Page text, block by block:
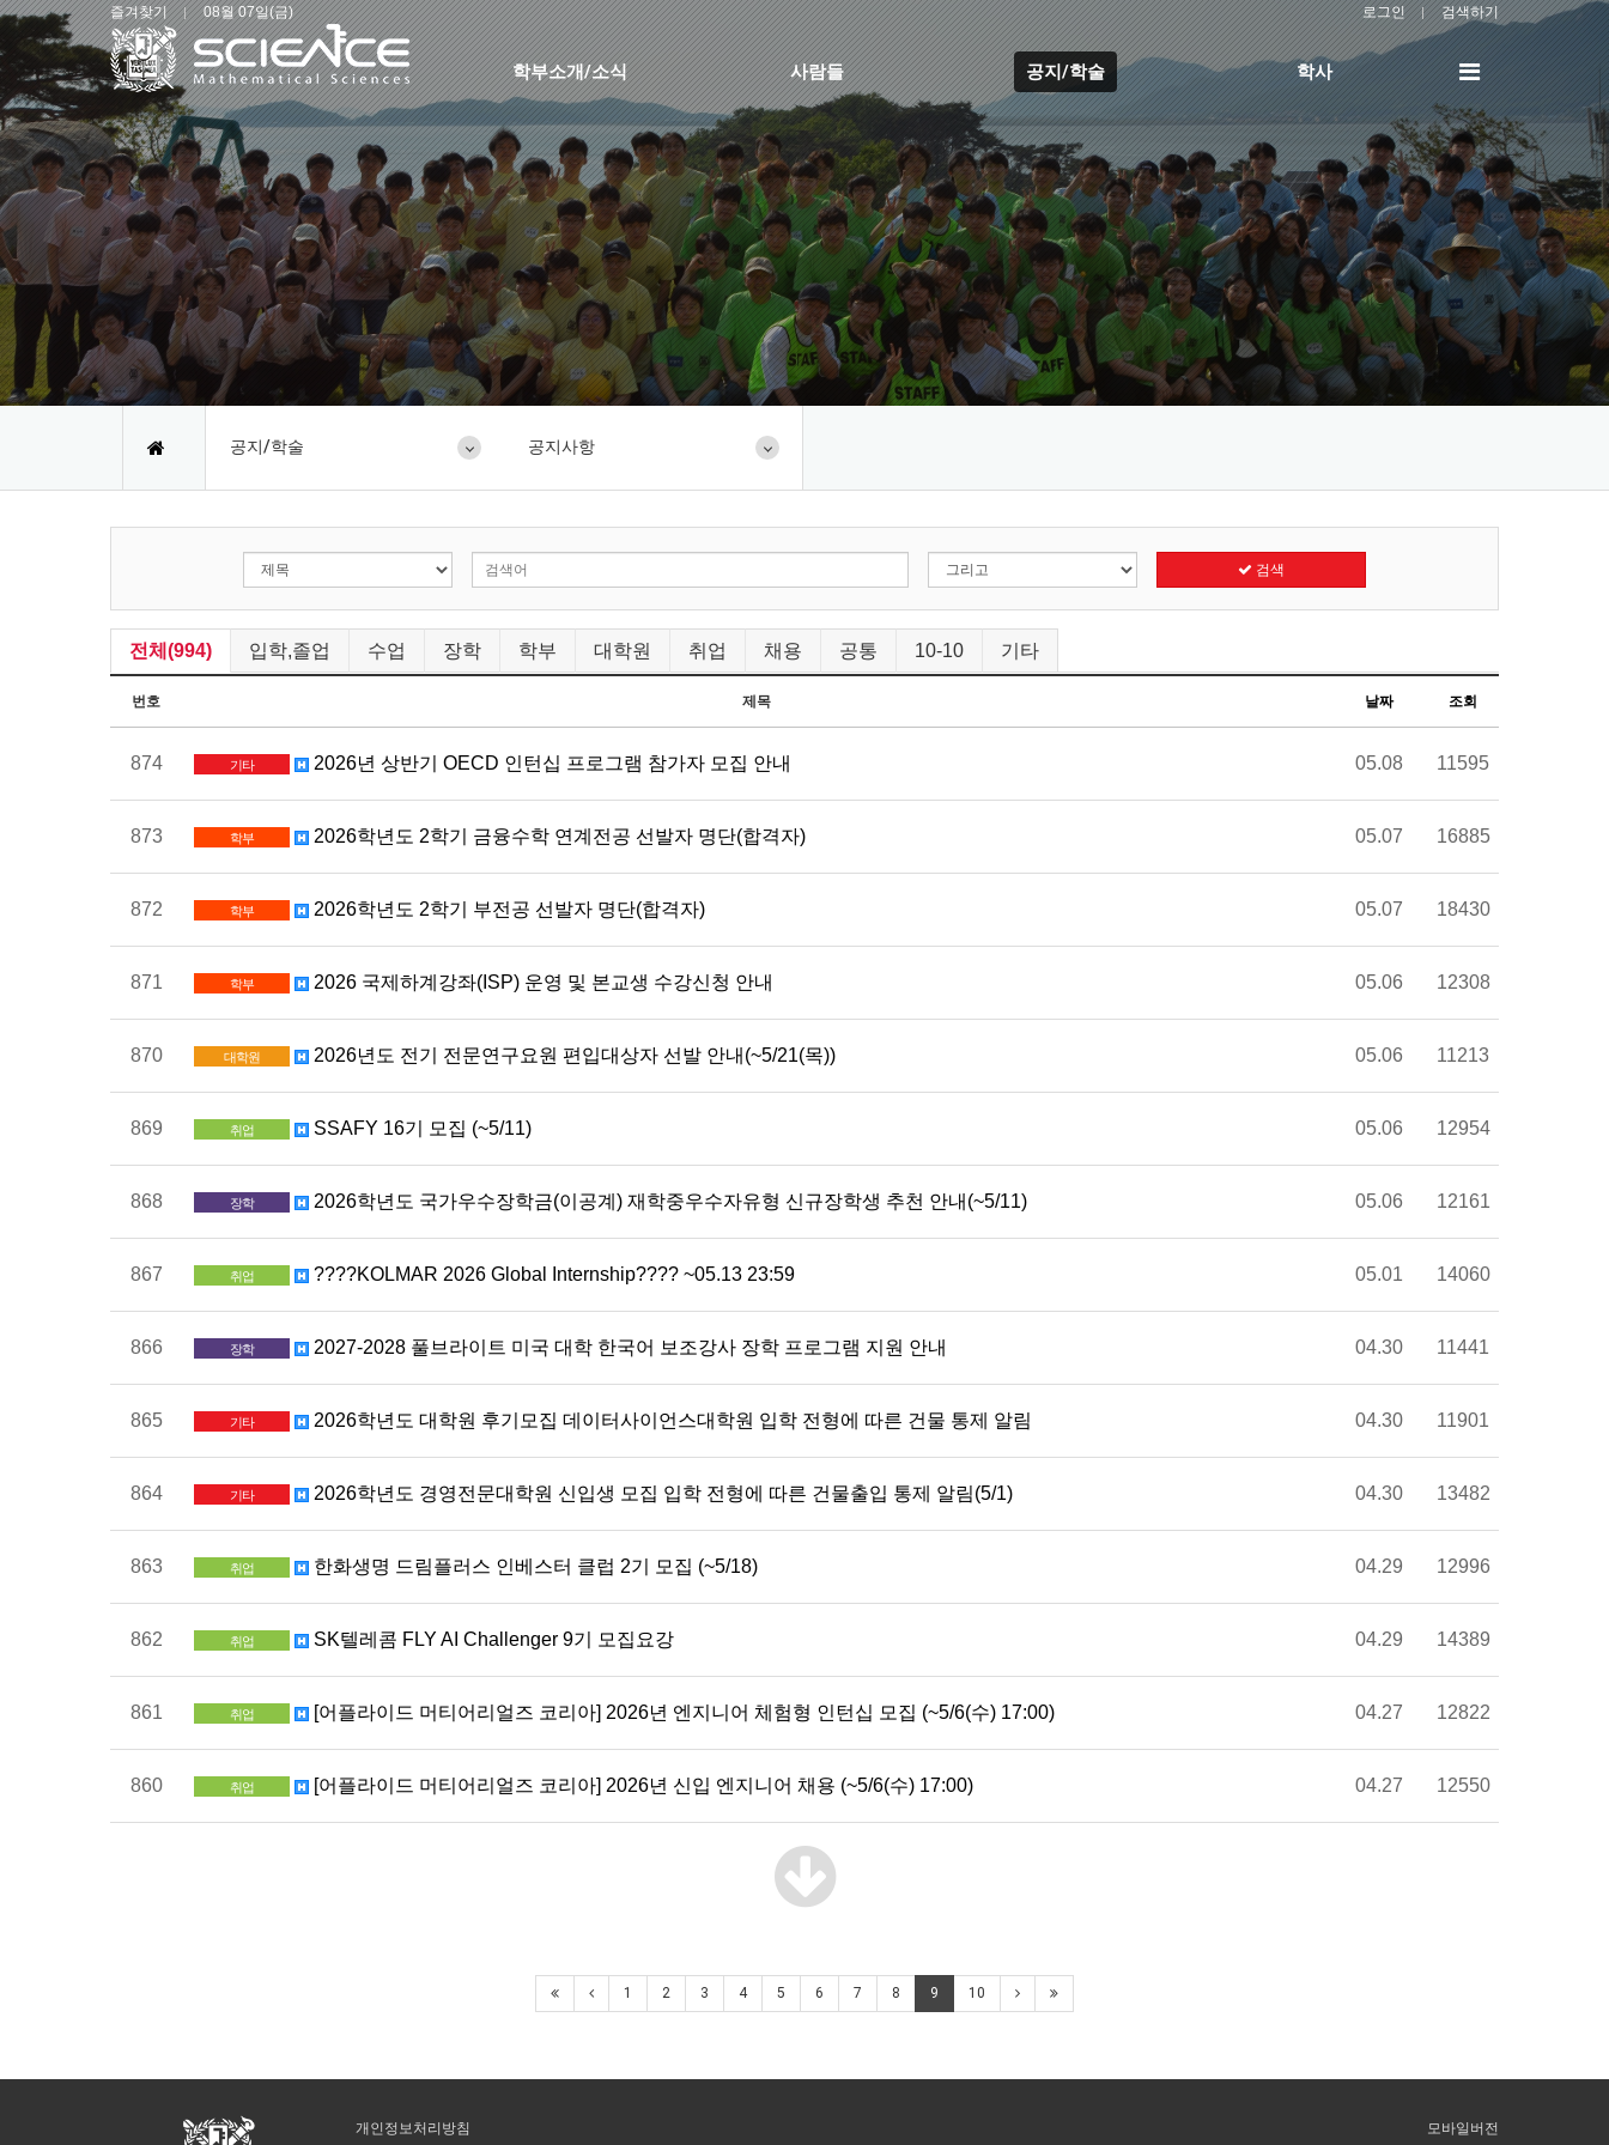
즐겨찾기 08월 07일(금) 로그인 검색하기
학부소개/소식 사람들 공지/학술 학사
전
메
뉴
공지/학술 공지사항
검색
전체(994) 입학,졸업 수업 장학 학부 대학원 취업 채용 공통 10-10 기타
번호 제목 날짜 조회
874 기타 2026년 상반기 OECD 인턴십 프로그램 참가자 모집 안내 05.08 11595
873 학부 2026학년도 2학기 금융수학 연계전공 선발자 명단(합격자) 05.07 16885
872 학부 2026학년도 2학기 부전공 선발자 명단(합격자) 05.07 18430
871 학부 2026 국제하계강좌(ISP) 운영 및 본교생 수강신청 안내 05.06 12308
870 대학원 2026년도 전기 전문연구요원 편입대상자 선발 안내(~5/21(목)) 05.06 11213
869 취업 SSAFY 16기 모집 (~5/11) 05.06 12954
868 장학 2026학년도 국가우수장학금(이공계) 재학중우수자유형 신규장학생 추천 안내(~5/11) 05.06 12161
867 취업 ????KOLMAR 2026 Global Internship???? ~05.13 23:59 05.01 14060
866 장학 2027-2028 풀브라이트 미국 대학 한국어 보조강사 장학 프로그램 지원 안내 04.30 11441
865 기타 2026학년도 대학원 후기모집 데이터사이언스대학원 입학 전형에 따른 건물 통제 알림 04.30 11901
864 기타 2026학년도 경영전문대학원 신입생 모집 입학 전형에 따른 건물출입 통제 알림(5/1) 04.30 13482
863 취업 한화생명 드림플러스 인베스터 클럽 2기 모집 (~5/18) 04.29 12996
862 취업 SK텔레콤 FLY AI Challenger 9기 모집요강 04.29 14389
861 취업 [어플라이드 머티어리얼즈 코리아] 2026년 엔지니어 체험형 인턴십 모집 (~5/6(수) 17:00) 04.27 12822
860 취업 [어플라이드 머티어리얼즈 코리아] 2026년 신입 엔지니어 채용 (~5/6(수) 17:00) 04.27 12550
1 2 3 4 5 6 7 8 9 10
개인정보처리방침 모바일버전